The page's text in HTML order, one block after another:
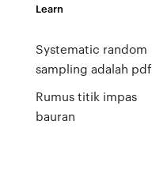
Learn
Systematic random
sampling adalah pdf
Rumus titik impas
bauran